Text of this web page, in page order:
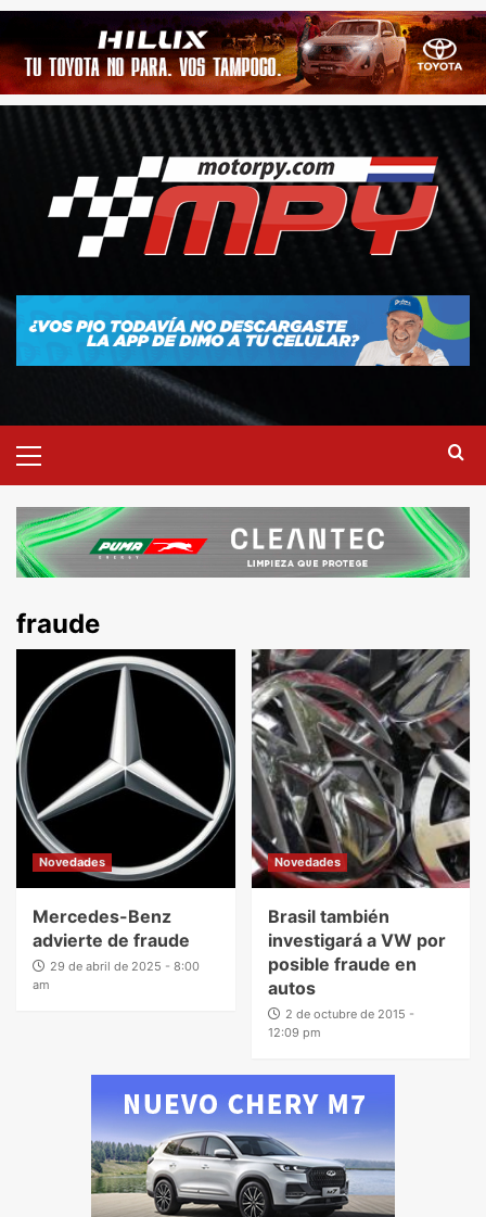
fraude
Novedades
Mercedes-Benz
advierte de fraude
29 de abril de 2025 - 8:00
am
Novedades
Brasil también
investigará a VW por
posible fraude en
autos
2 de octubre de 2015 -
12:09 pm